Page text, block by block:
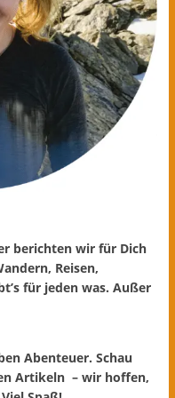
berichten wir für Dich
Reisen,
für jeden was. Außer
Abenteuer. Schau
Artikeln – wir hoffen,